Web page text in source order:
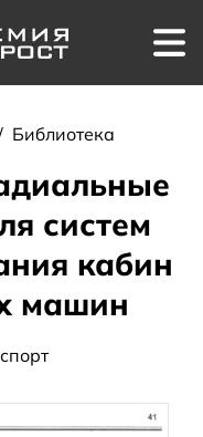
Библиотека
систем
кабин
машин